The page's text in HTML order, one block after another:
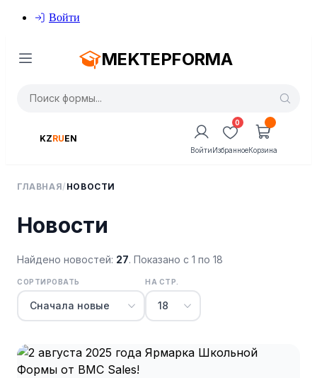
Войти
MEKTEPFORMA
KZRUEN
Войти
0
ИзбранноеКорзина
ГЛАВНАЯ/ НОВОСТИ
Новости
Найдено новостей: 27. Показано с 1 по 18
СОРТИРОВАТЬ НА СТР.